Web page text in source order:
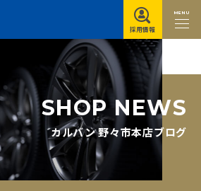
MENU
採用情報
SHOP NEWS
カルバン 野々市本店ブログ